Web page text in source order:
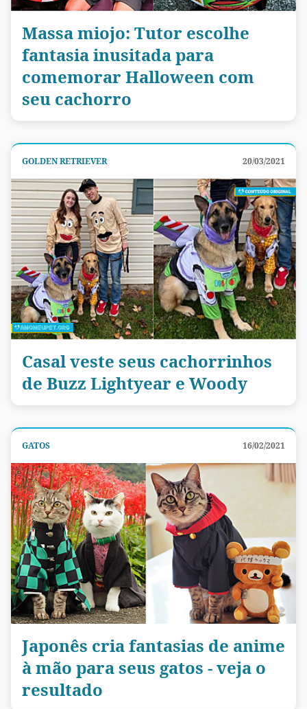
Massa miojo: Tutor escolhe
fantasia inusitada para
comemorar Halloween com
seu cachorro
GOLDEN RETRIEVER 20/03/2021
Casal veste seus cachorrinhos
de Buzz Lightyear e Woody
GATOS 16/02/2021
Japonês cria fantasias de anime
à mão para seus gatos - veja o
resultado